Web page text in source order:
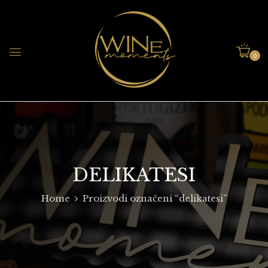
0
DELIKATESI
Home Proizvodi označeni “delikatesi”